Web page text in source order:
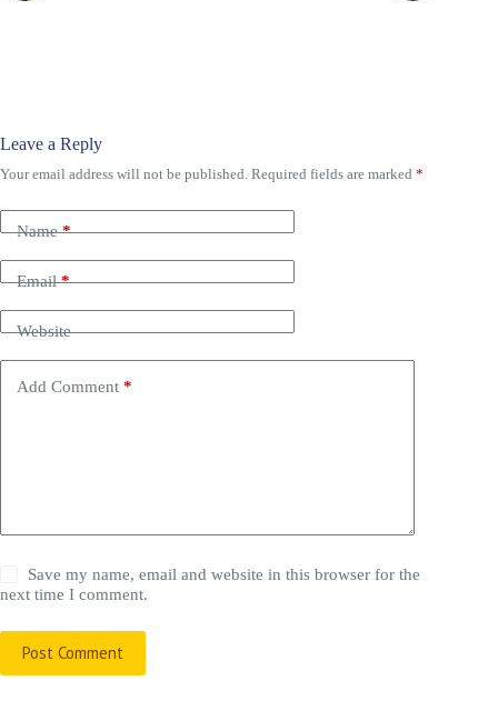
Leave a Reply
Your email address will not be published. Required fields are marked *
Name*
Email*
Website
Add Comment *
Save my name, email and website in this browser for the
next time I comment.
Post Comment